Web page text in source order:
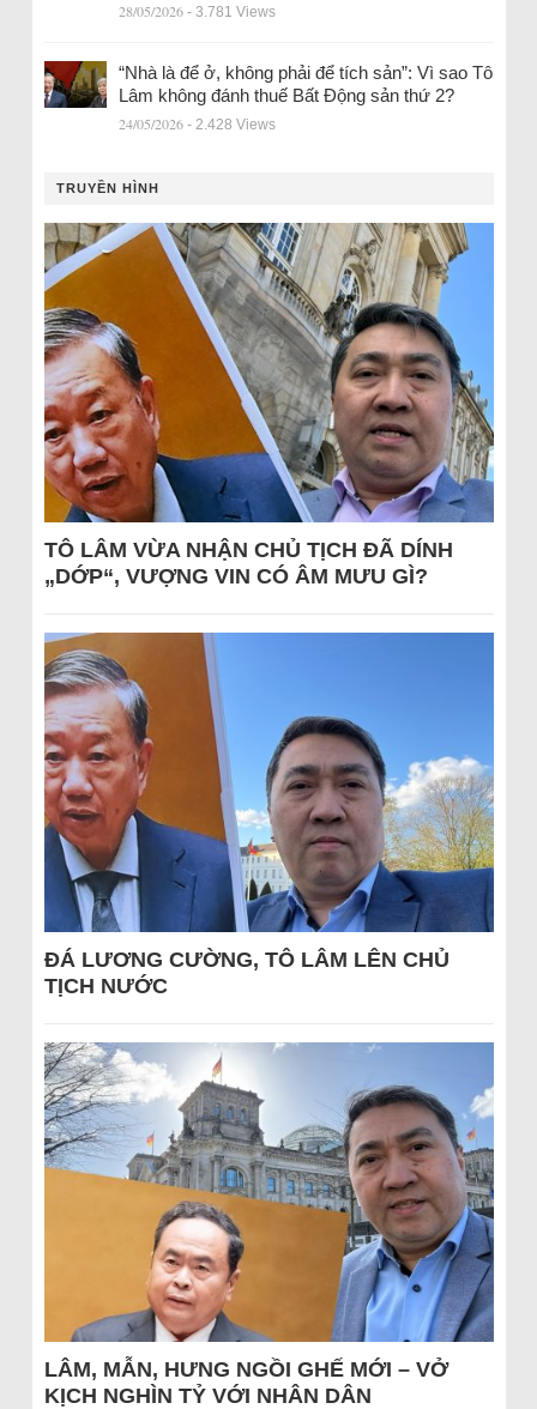
28/05/2026 - 3.781 Views
“Nhà là để ở, không phải để tích sản”: Vì sao Tô
Lâm không đánh thuế Bất Động sản thứ 2?
24/05/2026 - 2.428 Views
TRUYỀN HÌNH
TÔ LÂM VỪA NHẬN CHỦ TỊCH ĐÃ DÍNH
„DỚP“, VƯỢNG VIN CÓ ÂM MƯU GÌ?
ĐÁ LƯƠNG CƯỜNG, TÔ LÂM LÊN CHỦ
TỊCH NƯỚC
LÂM, MẪN, HƯNG NGỒI GHẾ MỚI – VỞ
KỊCH NGHÌN TỶ VỚI NHÂN DÂN